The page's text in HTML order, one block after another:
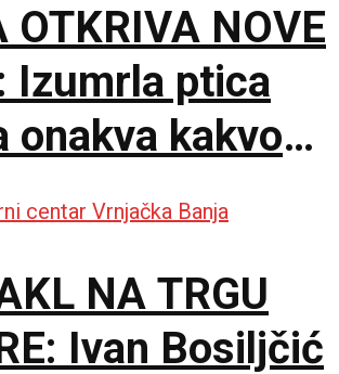
OTKRIVA NOVE
Izumrla ptica
onakva kakvom
NA TRGU
Ivan Bosiljčić